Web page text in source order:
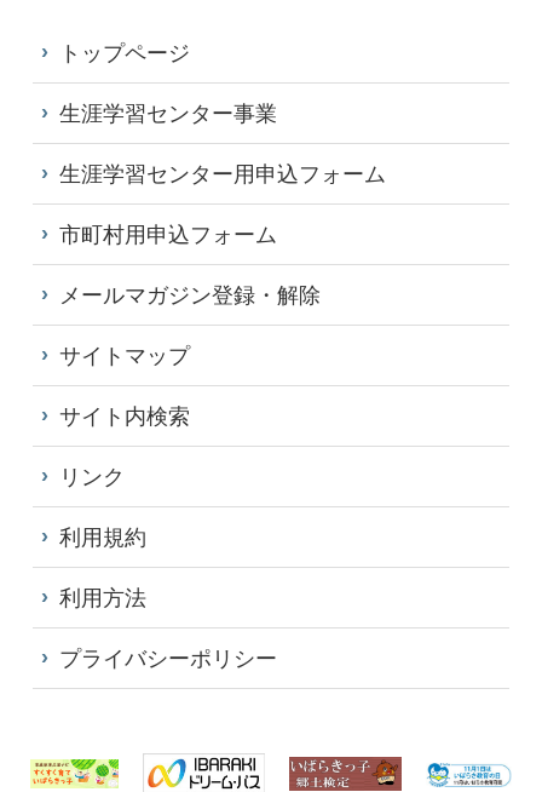
トップページ
生涯学習センター事業
生涯学習センター用申込フォーム
市町村用申込フォーム
メールマガジン登録・解除
サイトマップ
サイト内検索
リンク
利用規約
利用方法
プライバシーポリシー